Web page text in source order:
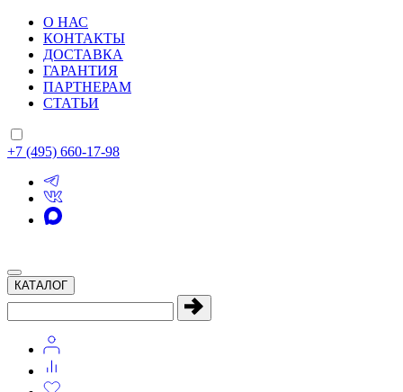
О НАС
КОНТАКТЫ
ДОСТАВКА
ГАРАНТИЯ
ПАРТНЕРАМ
СТАТЬИ
+7 (495) 660-17-98
КАТАЛОГ